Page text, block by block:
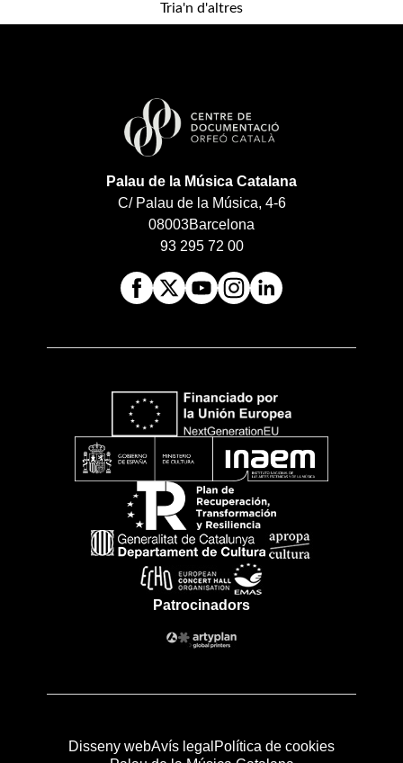
Tria'n d'altres
Palau de la Música Catalana
C/ Palau de la Música, 4-6
08003Barcelona
93 295 72 00
Patrocinadors
Disseny webAvís legal Política de cookies